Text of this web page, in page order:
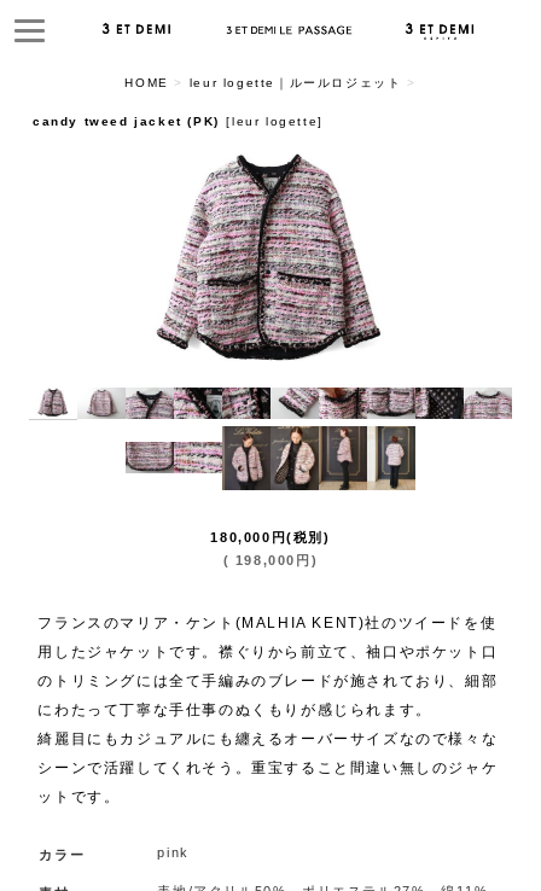
HOME > leur logette｜ルールロジェット >
candy tweed jacket (PK) [leur logette]
180,000 円(税別)
( 198,000 円 )
フランスのマリア・ケント(MALHIA KENT)社のツイードを使
用したジャケットです。襟ぐりから前立て、袖口やポケット口
のトリミングには全て手編みのブレードが施されており、細部
にわたって丁寧な手仕事のぬくもりが感じられます。
綺麗目にもカジュアルにも纏えるオーバーサイズなので様々な
シーンで活躍してくれそう。重宝すること間違い無しのジャケ
ットです。
カラー pink